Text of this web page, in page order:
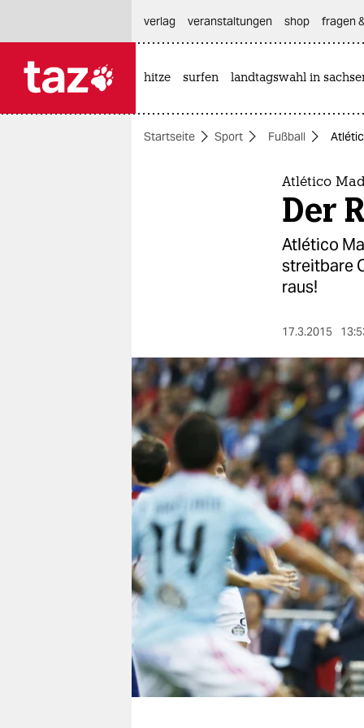
themen
berlin
nord
wahrheit
verlag
verlag
veranstaltungen
shop
fragen & hilfe
unterstützen
abo
genossenschaft
verlag
veranstaltungen shop fragen
hitze surfen landtagswahl in
Startseite Sport Fußball
Atlético
Der
Atlético
streitbare
raus!
17.3.2015